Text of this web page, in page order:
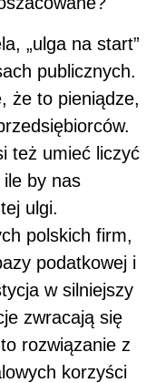
„ulga na start”
publicznych.
że to pieniądze,
też umieć liczyć
by nas
ulgi.
polskich firm,
podatkowej i
w silniejszy
zwracają się
rozwiązanie z
korzyści